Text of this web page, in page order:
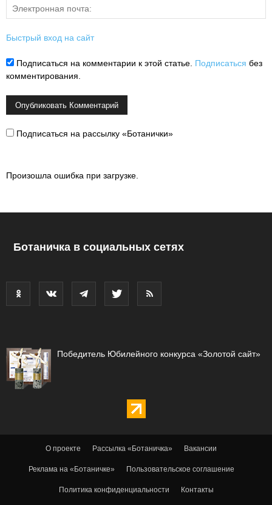
Быстрый вход на сайт
Подписаться на комментарии к этой статье. Подписаться без
комментирования.
Подписаться на рассылку «Ботанички»
Произошла ошибка при загрузке.
Ботаничка в социальных сетях
Победитель Юбилейного конкурса «Золотой сайт»
О проекте Рассылка «Ботаничка» Вакансии
Реклама на «Ботаничке» Пользовательское соглашение
Политика конфиденциальности Контакты